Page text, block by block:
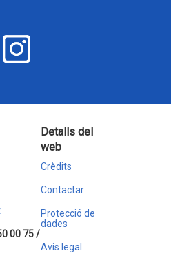
00 75 /
Detalls del
web
Crèdits
Contactar
Protecció de
dades
Avís legal